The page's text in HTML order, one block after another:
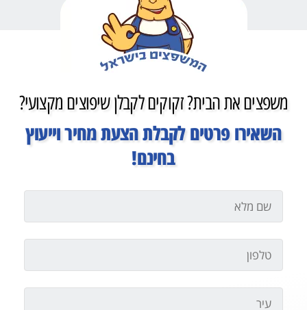
משפצים את הבית? זקוקים לקבלן שיפוצים מקצועי?
השאירו פרטים לקבלת הצעת מחיר וייעוץ
בחינם!